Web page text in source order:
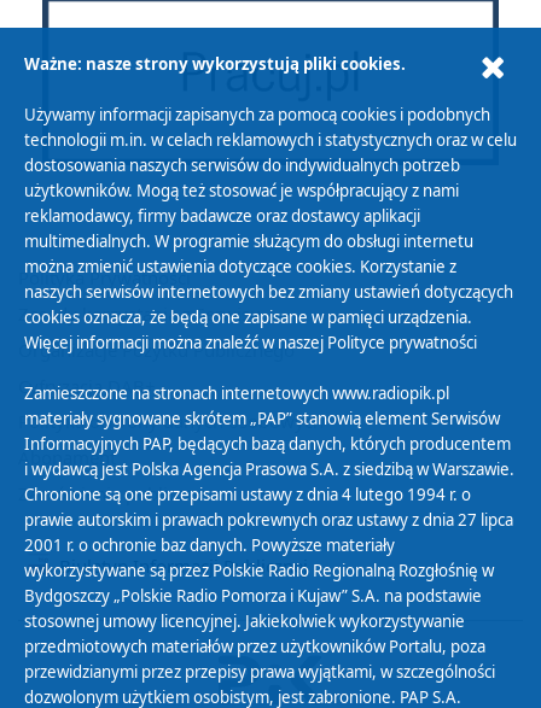
Polityka Prywatności
Zasady korzystania z Serwisu
Organizacje Pożytku Publicznego
Cyfryzacja DAB+
Polityka ochrony danych osobowych
Abonament
Zamówienia publiczne
Biuletyn Informacji Publicznej
Ważne: nasze strony wykorzystują pliki cookies.
Używamy informacji zapisanych za pomocą cookies i podobnych
technologii m.in. w celach reklamowych i statystycznych oraz w celu
dostosowania naszych serwisów do indywidualnych potrzeb
użytkowników. Mogą też stosować je współpracujący z nami
reklamodawcy, firmy badawcze oraz dostawcy aplikacji
multimedialnych. W programie służącym do obsługi internetu
można zmienić ustawienia dotyczące cookies. Korzystanie z
naszych serwisów internetowych bez zmiany ustawień dotyczących
cookies oznacza, że będą one zapisane w pamięci urządzenia.
Więcej informacji można znaleźć w naszej Polityce prywatności
Zamieszczone na stronach internetowych www.radiopik.pl
materiały sygnowane skrótem „PAP” stanowią element Serwisów
Informacyjnych PAP, będących bazą danych, których producentem
i wydawcą jest Polska Agencja Prasowa S.A. z siedzibą w Warszawie.
Chronione są one przepisami ustawy z dnia 4 lutego 1994 r. o
prawie autorskim i prawach pokrewnych oraz ustawy z dnia 27 lipca
2001 r. o ochronie baz danych. Powyższe materiały
wykorzystywane są przez Polskie Radio Regionalną Rozgłośnię w
Bydgoszczy „Polskie Radio Pomorza i Kujaw” S.A. na podstawie
stosownej umowy licencyjnej. Jakiekolwiek wykorzystywanie
przedmiotowych materiałów przez użytkowników Portalu, poza
przewidzianymi przez przepisy prawa wyjątkami, w szczególności
dozwolonym użytkiem osobistym, jest zabronione. PAP S.A.